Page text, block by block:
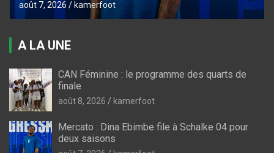
août 7, 2026 kamerfoot
A LA UNE
CAN Féminine : le programme des quarts de
finale
août 8, 2026 kamerfoot
Mercato : Dina Ebimbe file à Schalke 04 pour
deux saisons